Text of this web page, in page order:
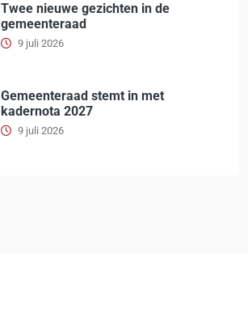
Twee nieuwe gezichten in de
gemeenteraad
9 juli 2026
Gemeenteraad stemt in met
kadernota 2027
9 juli 2026